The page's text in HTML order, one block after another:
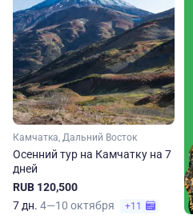
Камчатка, Дальний Восток
Осенний тур на Камчатку на 7
дней
RUB 120,500
7 дн. 4—10 октября +11